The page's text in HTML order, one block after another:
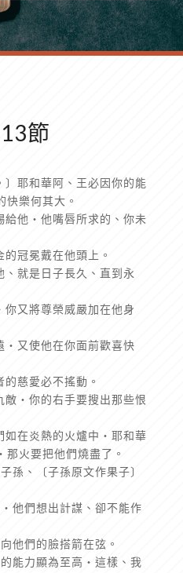
節
耶和華阿、王必因你的能
樂何其大。
給他‧他嘴唇所求的、你未
冠冕戴在他頭上。
就是日子長久、直到永
又將尊榮威嚴加在他身
‧又使他在你面前歡喜快
慈愛必不搖動。
敵‧你的右手要搜出那些恨
如在炎熱的火爐中‧耶和華
火要把他們燒盡了。
孫、〔子孫原文作果子〕
他們想出計謀、卻不能作
他們的臉搭箭在弦。
能力顯為至高‧這樣、我